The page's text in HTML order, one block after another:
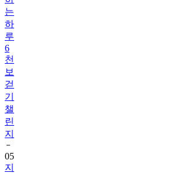
는
하
루
6
천
보
걷
기
챌
린
지
05
지